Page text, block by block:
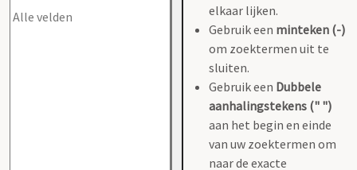
elkaar lijken.
Gebruik een minteken (-)
om zoektermen uit te
sluiten.
Gebruik een Dubbele
aanhalingstekens (" ")
aan het begin en einde
van uw zoektermen om
naar de exacte